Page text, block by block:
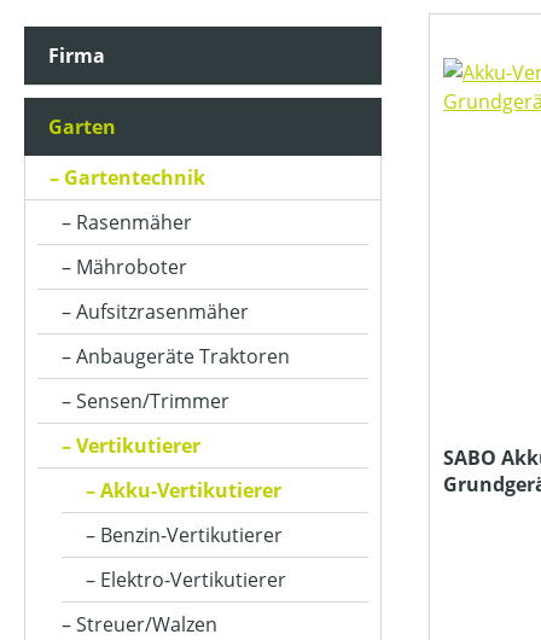
HERSTELLER
ARBEITSTIEFE (IN MM)
BETRIEBSART
FANGSACKVOLUMEN MAX (IN L)
FLÄCHENLEISTUNG MAX (IN M²)
KLASSIFIZIERUNG
Firma
Garten
Gartentechnik
Rasenmäher
Mähroboter
Aufsitzrasenmäher
Anbaugeräte Traktoren
Sensen/Trimmer
Vertikutierer
Akku-Vertikutierer
Benzin-Vertikutierer
Elektro-Vertikutierer
Streuer/Walzen
SABO